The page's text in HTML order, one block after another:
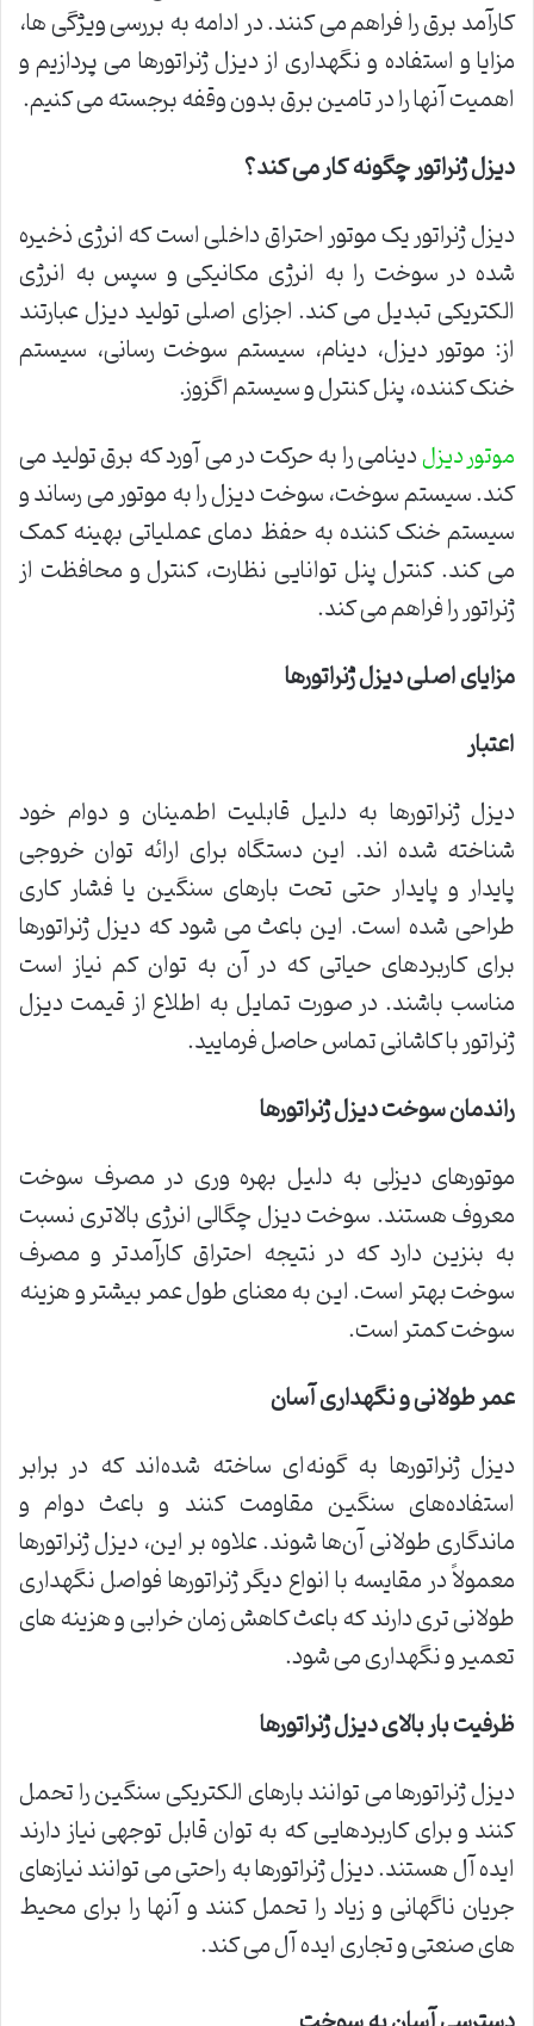
کارآمد برق را فراهم می کنند. در ادامه به بررسی ویژگی ها،
مزایا و استفاده و نگهداری از دیزل ژنراتورها می پردازیم و
اهمیت آنها را در تامین برق بدون وقفه برجسته می کنیم.
دیزل ژنراتور چگونه کار می کند؟
دیزل ژنراتور یک موتور احتراق داخلی است که انرژی ذخیره
شده در سوخت را به انرژی مکانیکی و سپس به انرژی
الکتریکی تبدیل می کند. اجزای اصلی تولید دیزل عبارتند
از: موتور دیزل، دینام، سیستم سوخت رسانی، سیستم
خنک کننده، پنل کنترل و سیستم اگزوز.
موتور دیزلدینامی را به حرکت در می آورد که برق تولید می
کند. سیستم سوخت، سوخت دیزل را به موتور می رساند و
سیستم خنک کننده به حفظ دمای عملیاتی بهینه کمک
می کند. کنترل پنل توانایی نظارت، کنترل و محافظت از
ژنراتور را فراهم می کند.
مزایای اصلی دیزل ژنراتورها
اعتبار
دیزل ژنراتورها به دلیل قابلیت اطمینان و دوام خود
شناخته شده اند. این دستگاه برای ارائه توان خروجی
پایدار و پایدار حتی تحت بارهای سنگین یا فشار کاری
طراحی شده است. این باعث می شود که دیزل ژنراتورها
برای کاربردهای حیاتی که در آن به توان کم نیاز است
مناسب باشند. در صورت تمایل به اطلاع از قیمت دیزل
ژنراتور با کاشانی تماس حاصل فرمایید.
راندمان سوخت دیزل ژنراتورها
موتورهای دیزلی به دلیل بهره وری در مصرف سوخت
معروف هستند. سوخت دیزل چگالی انرژی بالاتری نسبت
به بنزین دارد که در نتیجه احتراق کارآمدتر و مصرف
سوخت بهتر است. این به معنای طول عمر بیشتر و هزینه
سوخت کمتر است.
عمر طولانی و نگهداری آسان
دیزل ژنراتورها به گونه‌ای ساخته شده‌اند که در برابر
استفاده‌های سنگین مقاومت کنند و باعث دوام و
ماندگاری طولانی آن‌ها شوند. علاوه بر این، دیزل ژنراتورها
معمولاً در مقایسه با انواع دیگر ژنراتورها فواصل نگهداری
طولانی تری دارند که باعث کاهش زمان خرابی و هزینه های
تعمیر و نگهداری می شود.
ظرفیت بار بالای دیزل ژنراتورها
دیزل ژنراتورها می توانند بارهای الکتریکی سنگین را تحمل
کنند و برای کاربردهایی که به توان قابل توجهی نیاز دارند
ایده آل هستند. دیزل ژنراتورها به راحتی می توانند نیازهای
جریان ناگهانی و زیاد را تحمل کنند و آنها را برای محیط
های صنعتی و تجاری ایده آل می کند.